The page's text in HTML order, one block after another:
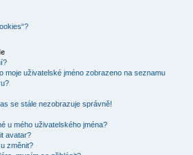
moje uživatelské jméno zobrazeno na seznamu
se stále nezobrazuje správně!
u mého uživatelského jména?
avatar?
změnit?